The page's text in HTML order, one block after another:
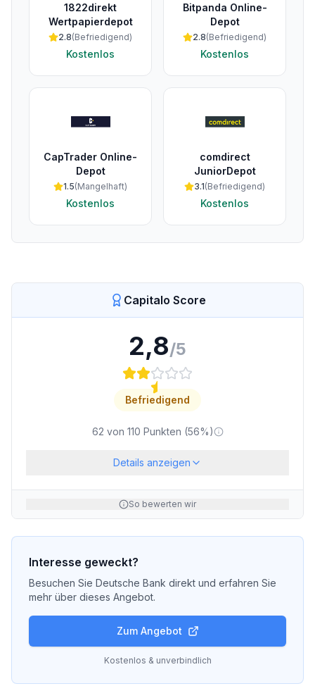
1822direkt
Wertpapierdepot
2.8(Befriedigend)
Kostenlos
Bitpanda Online-
Depot
2.8(Befriedigend)
Kostenlos
CapTrader Online-
Depot
1.5(Mangelhaft)
Kostenlos
comdirect
JuniorDepot
3.1(Befriedigend)
Kostenlos
Capitalo Score
2,8/5
Befriedigend
62 von 110 Punkten (56%)
Details anzeigen
So bewerten wir
Interesse geweckt?
Besuchen Sie Deutsche Bank direkt und erfahren Sie
mehr über dieses Angebot.
Zum Angebot
Kostenlos & unverbindlich